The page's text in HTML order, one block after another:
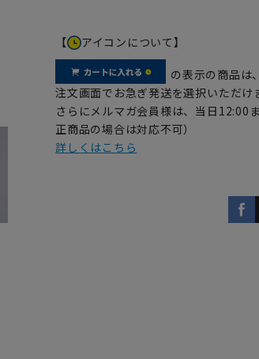
【 アイコンについて】
の表示の商品は、
注文画面でお急ぎ発送を選択いただけ
さらにメルマガ会員様は、当日12:00
正商品の場合は対応不可）
詳しくはこちら